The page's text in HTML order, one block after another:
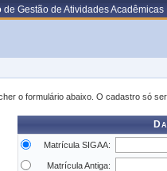
de Gestão de Atividades Acadêmicas
o formulário abaixo. O cadastro só
Matrícula SIGAA:
Matrícula Antiga: